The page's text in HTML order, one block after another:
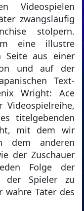
Videospielen
zwangsläufig
stolpern.
eine illustre
Seite aus einer
und auf der
Text-
Wright: Ace
titelgebenden
mit dem wir
dem anderen
der Zuschauer
Folge der
der Spieler zu
wahre Täter des